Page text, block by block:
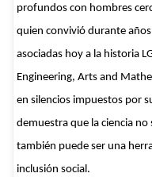
profundos con hombres
quien convivió durante
asociadas hoy a la historia
Engineering, Arts and
en silencios impuestos por
demuestra que la ciencia
también puede ser una
inclusión social.